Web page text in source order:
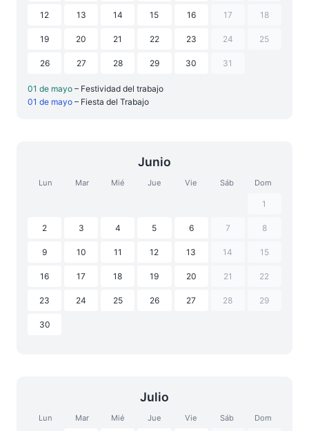
12 13 14 15 16 17 18
19 20 21 22 23 24 25
26 27 28 29 30 31
01 de mayo – Festividad del trabajo
01 de mayo – Fiesta del Trabajo
Junio
Lun Mar Mié Jue Vie Sáb Dom
1
2 3 4 5 6 7 8
9 10 11 12 13 14 15
16 17 18 19 20 21 22
23 24 25 26 27 28 29
30
Julio
Lun Mar Mié Jue Vie Sáb Dom